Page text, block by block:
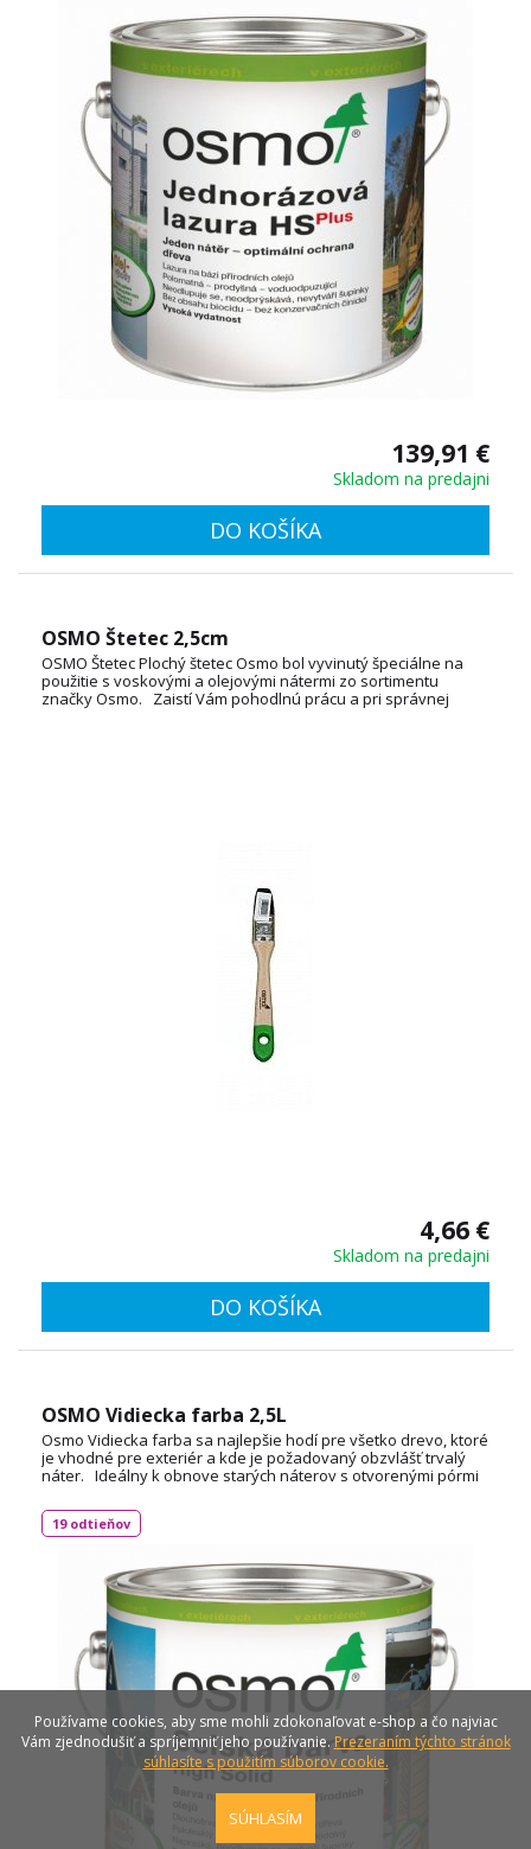
139,91 €
Skladom na predajni
DO KOŠÍKA
OSMO Štetec 2,5cm
OSMO Štetec Plochý štetec Osmo bol vyvinutý špeciálne na
použitie s voskovými a olejovými nátermi zo sortimentu
značky Osmo. Zaistí Vám pohodlnú prácu a pri správnej
4,66 €
Skladom na predajni
DO KOŠÍKA
OSMO Vidiecka farba 2,5L
Osmo Vidiecka farba sa najlepšie hodí pre všetko drevo, ktoré
je vhodné pre exteriér a kde je požadovaný obzvlášť trvalý
náter. Ideálny k obnove starých náterov s otvorenými pórmi
TECHNICKÝ LIST
19 odtieňov
Používame cookies, aby sme mohli zdokonaľovat e-shop a čo najviac
Vám zjednodušiť a spríjemniť jeho používanie. Prezeraním týchto stránok
súhlasíte s použitím súborov cookie.
SÚHLASÍM